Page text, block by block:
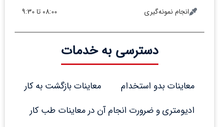
انجام نمونه‌گیری 08:00 تا 9:30
دسترسی به خدمات
معاینات بدو استخدام
معاینات بازگشت به کار
ادیومتری و ضرورت انجام آن در معاینات طب کار